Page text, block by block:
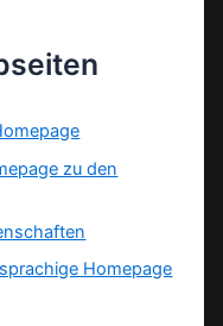
zu den
Homepage